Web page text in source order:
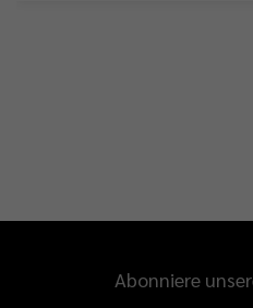
Abonniere